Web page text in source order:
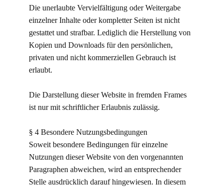
Die unerlaubte Vervielfältigung oder Weitergabe
einzelner Inhalte oder kompletter Seiten ist nicht
gestattet und strafbar. Lediglich die Herstellung von
Kopien und Downloads für den persönlichen,
privaten und nicht kommerziellen Gebrauch ist
erlaubt.
Die Darstellung dieser Website in fremden Frames
ist nur mit schriftlicher Erlaubnis zulässig.
§ 4 Besondere Nutzungsbedingungen
Soweit besondere Bedingungen für einzelne
Nutzungen dieser Website von den vorgenannten
Paragraphen abweichen, wird an entsprechender
Stelle ausdrücklich darauf hingewiesen. In diesem